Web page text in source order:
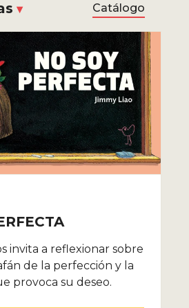
Catálogo
invita a reflexionar sobre
de la perfección y la
provoca su deseo.